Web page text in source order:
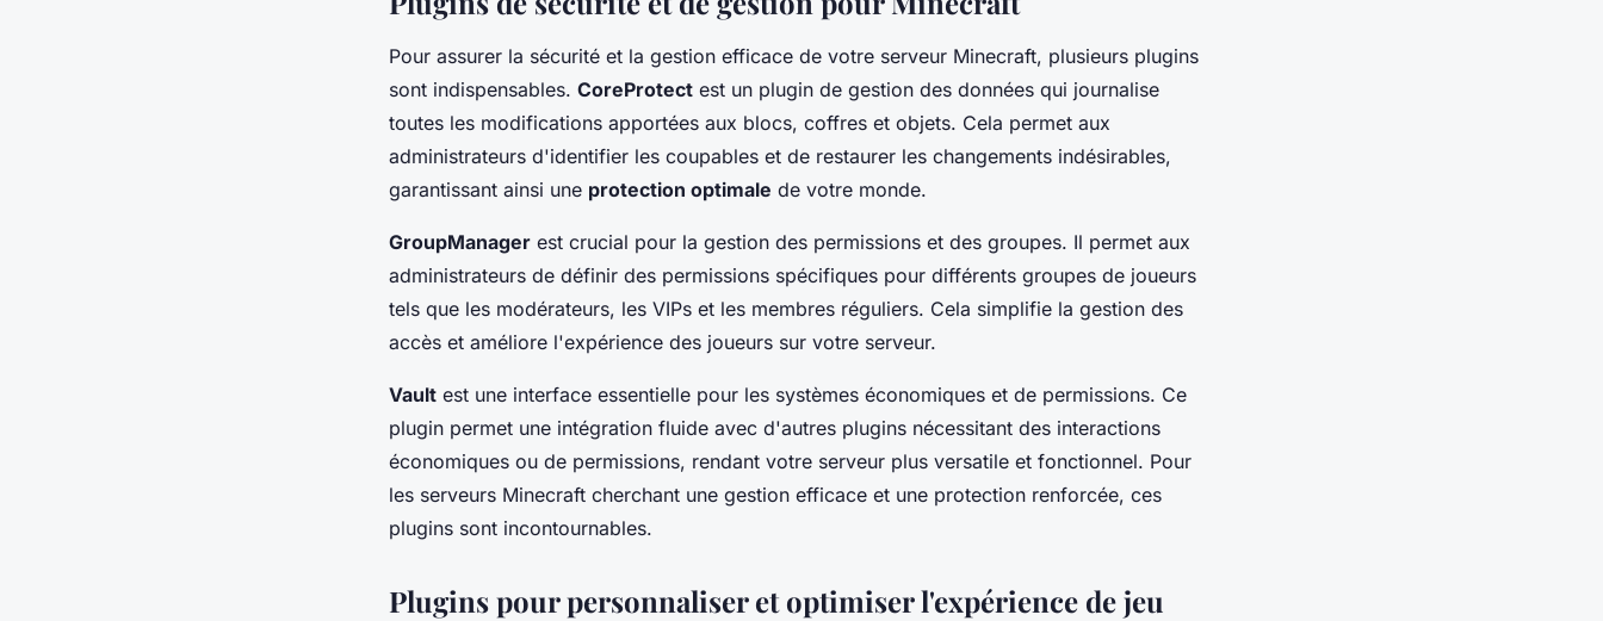
Pour assurer la sécurité et la gestion efficace de votre serveur Minecraft, plusieurs plugins
sont indispensables. CoreProtect est un plugin de gestion des données qui journalise
toutes les modifications apportées aux blocs, coffres et objets. Cela permet aux
administrateurs d'identifier les coupables et de restaurer les changements indésirables,
garantissant ainsi une protection optimale de votre monde.
GroupManager est crucial pour la gestion des permissions et des groupes. Il permet aux
administrateurs de définir des permissions spécifiques pour différents groupes de joueurs
tels que les modérateurs, les VIPs et les membres réguliers. Cela simplifie la gestion des
accès et améliore l'expérience des joueurs sur votre serveur.
Vault est une interface essentielle pour les systèmes économiques et de permissions. Ce
plugin permet une intégration fluide avec d'autres plugins nécessitant des interactions
économiques ou de permissions, rendant votre serveur plus versatile et fonctionnel. Pour
les serveurs Minecraft cherchant une gestion efficace et une protection renforcée, ces
plugins sont incontournables.
Plugins pour personnaliser et optimiser l'expérience de jeu